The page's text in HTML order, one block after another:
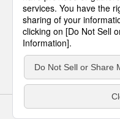
サイトのご利用にあたって